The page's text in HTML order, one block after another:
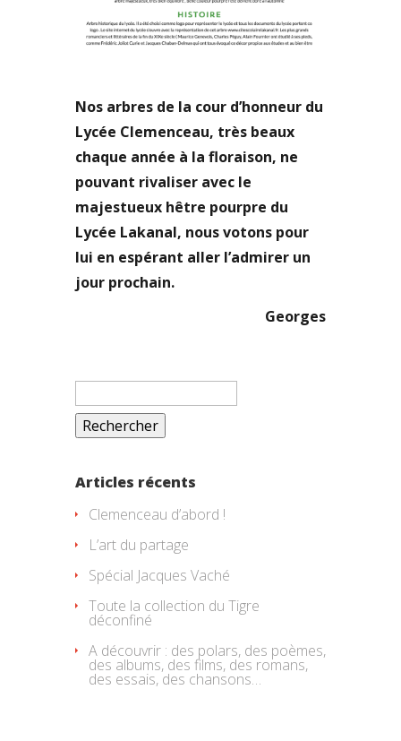
Nos arbres de la cour d’honneur du
Lycée Clemenceau, très beaux
chaque année à la floraison, ne
pouvant rivaliser avec le
majestueux hêtre pourpre du
Lycée Lakanal, nous votons pour
lui en espérant aller l’admirer un
jour prochain.
Georges
Rechercher :
Articles récents
Clemenceau d’abord !
L’art du partage
Spécial Jacques Vaché
Toute la collection du Tigre
déconfiné
A découvrir : des polars, des poèmes,
des albums, des films, des romans,
des essais, des chansons…